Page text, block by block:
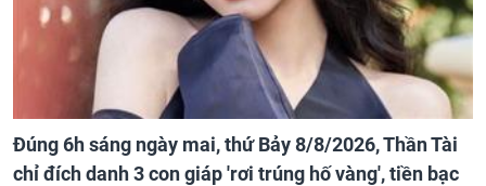
Đúng 6h sáng ngày mai, thứ Bảy 8/8/2026, Thần Tài
chỉ đích danh 3 con giáp 'rơi trúng hố vàng', tiền bạc